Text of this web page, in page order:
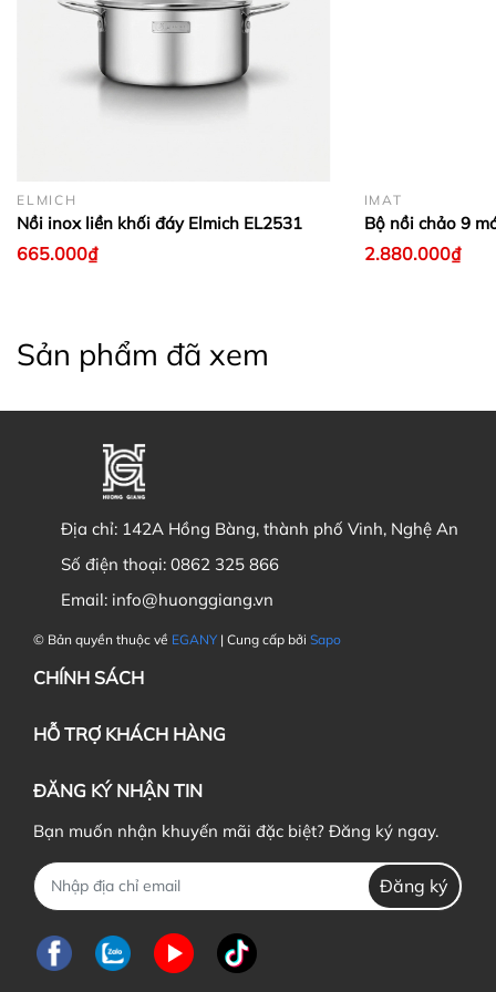
ELMICH
Nồi inox liền khối đáy Elmich EL2531
665.000₫
IMAT
Bộ nồi chảo 9
2.880.000₫
Sản phẩm đã xem
Địa chỉ: 142A Hồng Bàng, thành phố Vinh, Nghệ An
Số điện thoại: 0862 325 866
Email: info@huonggiang.vn
© Bản quyền thuộc về EGANY | Cung cấp bởi Sapo
CHÍNH SÁCH
HỖ TRỢ KHÁCH HÀNG
ĐĂNG KÝ NHẬN TIN
Bạn muốn nhận khuyến mãi đặc biệt? Đăng ký ngay.
Đăng ký